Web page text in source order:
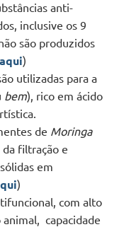
anti-
inclusive os 9
são produzidos
)
utilizadas para a
bem), rico em ácido
de Moringa
filtração e
em
)
com alto
capacidade